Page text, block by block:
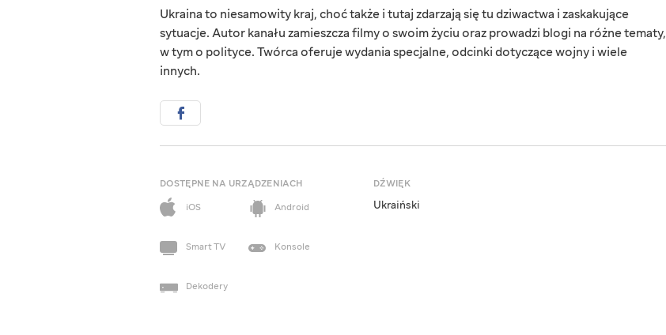
Ukraina to niesamowity kraj, choć także i tutaj zdarzają się tu dziwactwa i zaskakujące
sytuacje. Autor kanału zamieszcza filmy o swoim życiu oraz prowadzi blogi na różne tematy,
w tym o polityce. Twórca oferuje wydania specjalne, odcinki dotyczące wojny i wiele
innych.
DOSTĘPNE NA URZĄDZENIACH
iOS
Android
Smart TV Konsole
Dekodery
DŹWIĘK
Ukraiński